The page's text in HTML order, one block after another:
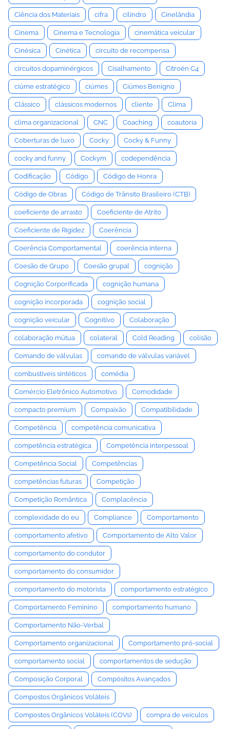
Ciência dos Materiais cifra cilindro Cinelândia
Cinema Cinema e Tecnologia cinemática veicular
Cinésica Cinética circuito de recompensa
circuitos dopaminérgicos Cisalhamento Citroën C4
ciúme estratégico ciúmes Ciúmes Benigno
Clássico clássicos modernos cliente Clima
clima organizacional CNC Coaching coautoria
Coberturas de luxo Cocky Cocky & Funny
cocky and funny Cockym codependência
Codificação Código Código de Honra
Código de Obras Código de Trânsito Brasileiro (CTB)
coeficiente de arrasto Coeficiente de Atrito
Coeficiente de Rigidez Coerência
Coerência Comportamental coerência interna
Coesão de Grupo Coesão grupal cognição
Cognição Corporificada cognição humana
cognição incorporada cognição social
cognição veicular Cognitivo Colaboração
colaboração mútua colateral Cold Reading colisão
Comando de válvulas comando de válvulas variável
combustíveis sintéticos comédia
Comércio Eletrônico Automotivo Comodidade
compacto premium Compaixão Compatibilidade
Competência competência comunicativa
competência estratégica Competência interpessoal
Competência Social Competências
competências futuras Competição
Competição Romântica Complacência
complexidade do eu Compliance Comportamento
comportamento afetivo Comportamento de Alto Valor
comportamento do condutor
comportamento do consumidor
comportamento do motorista comportamento estratégico
Comportamento Feminino comportamento humano
Comportamento Não-Verbal
Comportamento organizacional Comportamento pró-social
comportamento social comportamentos de sedução
Composição Corporal Compósitos Avançados
Compostos Orgânicos Voláteis
Compostos Orgânicos Voláteis (COVs) compra de veículos